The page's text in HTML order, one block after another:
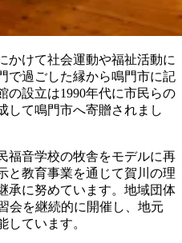
かけて社会運動や福祉活動に
で過ごした縁から鳴門市に記
の設立は1990年代に市民らの
して鳴門市へ寄贈されまし
福音学校の牧舎をモデルに再
と教育事業を通じて賀川の理
承に努めています。地域団体
会を継続的に開催し、地元
しています。